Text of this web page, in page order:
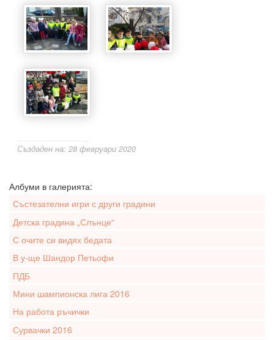
Създаден на: 28 февруари 2020
Албуми в галерията:
Състезателни игри с други градини
Детска градина „Слънце“
С очите си видях бедата
В у-ще Шандор Петьофи
ПДБ
Мини шампионска лига 2016
На работа ръчички
Сурвачки 2016